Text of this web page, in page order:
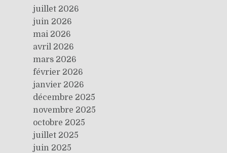
juillet 2026
juin 2026
mai 2026
avril 2026
mars 2026
février 2026
janvier 2026
décembre 2025
novembre 2025
octobre 2025
juillet 2025
juin 2025